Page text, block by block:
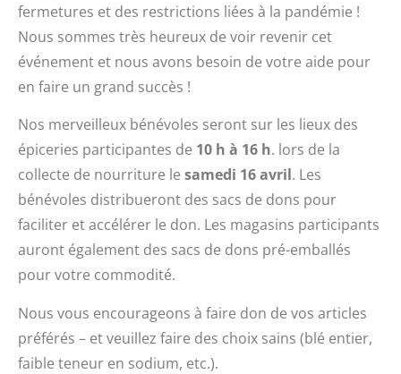
fermetures et des restrictions liées à la pandémie !
Nous sommes très heureux de voir revenir cet
événement et nous avons besoin de votre aide pour
en faire un grand succès !
Nos merveilleux bénévoles seront sur les lieux des
épiceries participantes de 10 h à 16 h. lors de la
collecte de nourriture le samedi 16 avril. Les
bénévoles distribueront des sacs de dons pour
faciliter et accélérer le don. Les magasins participants
auront également des sacs de dons pré-emballés
pour votre commodité.
Nous vous encourageons à faire don de vos articles
préférés – et veuillez faire des choix sains (blé entier,
faible teneur en sodium, etc.).